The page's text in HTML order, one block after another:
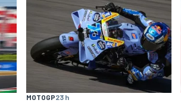
MOTOGP23 h